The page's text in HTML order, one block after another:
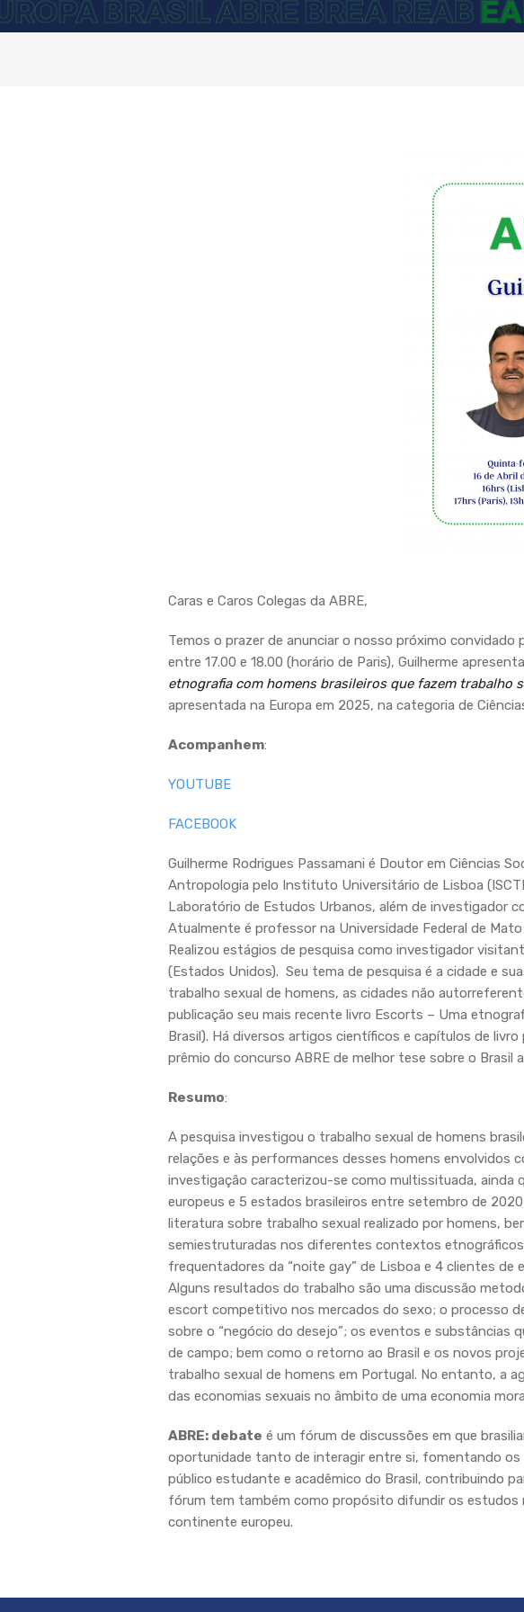
Caras e Caros Colegas da ABRE,
Temos o prazer de anunciar o nosso próximo convidado
entre 17.00 e 18.00 (horário de Paris), Guilherme
etnografia com homens brasileiros que fazem trabalho
apresentada na Europa em 2025, na categoria de
Acompanhem:
YOUTUBE
FACEBOOK
Guilherme Rodrigues Passamani é Doutor em Ciências
Antropologia pelo Instituto Universitário de Lisboa
Laboratório de Estudos Urbanos, além de investigador
Atualmente é professor na Universidade Federal de
Realizou estágios de pesquisa como investigador
(Estados Unidos). Seu tema de pesquisa é a cidade e
trabalho sexual de homens, as cidades não
publicação seu mais recente livro Escorts – Uma
Brasil). Há diversos artigos científicos e capítulos de
prêmio do concurso ABRE de melhor tese sobre o Brasil
Resumo:
A pesquisa investigou o trabalho sexual de homens
relações e às performances desses homens
investigação caracterizou-se como multissituada, ainda
europeus e 5 estados brasileiros entre setembro de
literatura sobre trabalho sexual realizado por homens,
semiestruturadas nos diferentes contextos
frequentadores da “noite gay” de Lisboa e 4 clientes
Alguns resultados do trabalho são uma discussão
escort competitivo nos mercados do sexo; o processo
sobre o “negócio do desejo”; os eventos e substâncias
de campo; bem como o retorno ao Brasil e os novos
trabalho sexual de homens em Portugal. No entanto, a
das economias sexuais no âmbito de uma economia
ABRE: debate é um fórum de discussões em que
oportunidade tanto de interagir entre si, fomentando os
público estudante e acadêmico do Brasil, contribuindo
fórum tem também como propósito difundir os estudos
continente europeu.